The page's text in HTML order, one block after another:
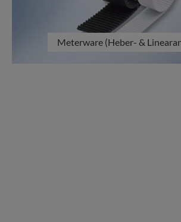
Meterware (Heber- &